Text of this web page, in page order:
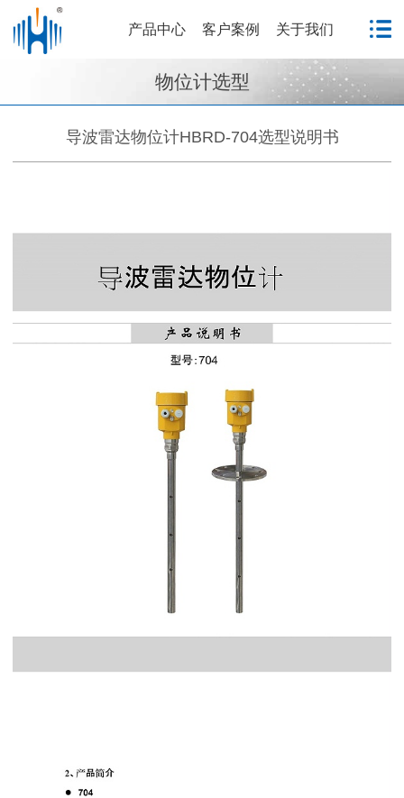
产品中心 客户案例 关于我们
物位计选型
导波雷达物位计HBRD-704选型说明书